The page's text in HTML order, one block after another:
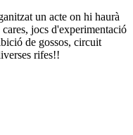
un acte on hi haurà
jocs d'experimentació
de gossos, circuit
rifes!!